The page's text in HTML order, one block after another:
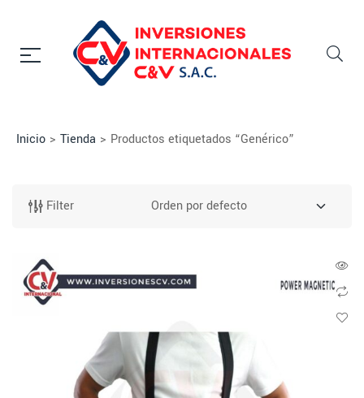
Inicio > Tienda > Productos etiquetados “Genérico”
Filter